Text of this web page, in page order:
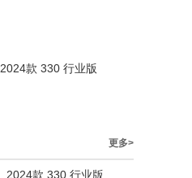
2024款 330 行业版
更多>